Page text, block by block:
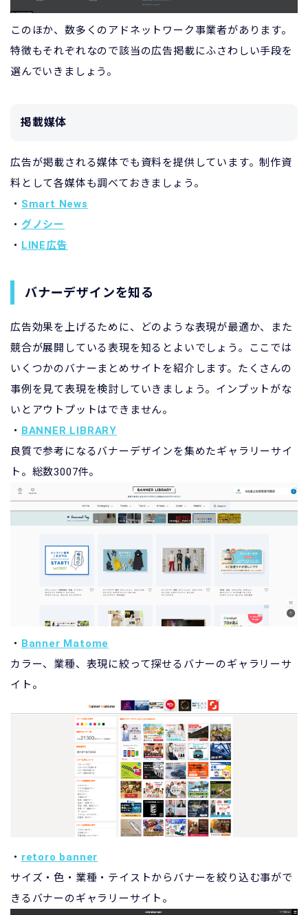
このほか、数多くのアドネットワーク事業者があります。
特徴もそれぞれなので該当の広告掲載にふさわしい手段を
選んでいきましょう。
掲載媒体
広告が掲載される媒体でも資料を提供しています。制作資
料として各媒体も調べておきましょう。
・ Smart News
・ グノシー
・ LINE広告
バナーデザインを知る
広告効果を上げるために、どのような表現が最適か、また
競合が展開している表現を知るとよいでしょう。ここでは
いくつかのバナーまとめサイトを紹介します。たくさんの
事例を見て表現を検討していきましょう。インプットがな
いとアウトプットはできません。
・ BANNER LIBRARY
良質で参考になるバナーデザインを集めたギャラリーサイ
ト。総数3007件。
・ Banner Matome
カラー、業種、表現に絞って探せるバナーのギャラリーサ
イト。
・ retoro banner
サイズ・色・​業種・テイストからバナーを絞り込む事がで
きるバナーのギャラリーサイト。